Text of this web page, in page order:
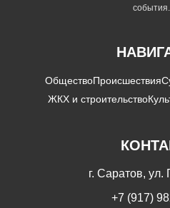
ОбществоПроисшествия
ЖКХ и строительство
г. Саратов, ул.
+7 (917)